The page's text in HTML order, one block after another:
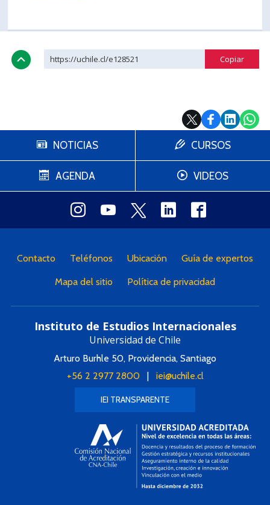
https://uchile.cl/e128521
NOTICIAS
AGENDA
CURSOS
VIDEOS
Contacto Teléfonos Ubicación Guía de expertos
Mapa del sitio Política de privacidad
Instituto de Estudios Internacionales
Universidad de Chile
Arturo Burhle 50, Providencia, Santiago
+56 2 2977 2800| iei@uchile.cl
IEI TRANSPARENTE